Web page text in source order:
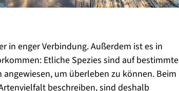
in enger Verbindung. Außerdem ist es in
Etliche Spezies sind auf bestimmte
um überleben zu können. Beim
beschreiben, sind deshalb